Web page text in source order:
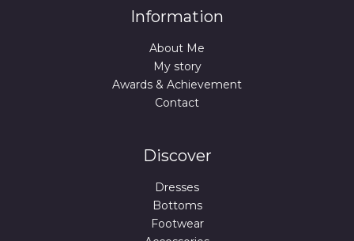
Information
About Me
My story
Awards & Achievement
Contact
Discover
Dresses
Bottoms
Footwear